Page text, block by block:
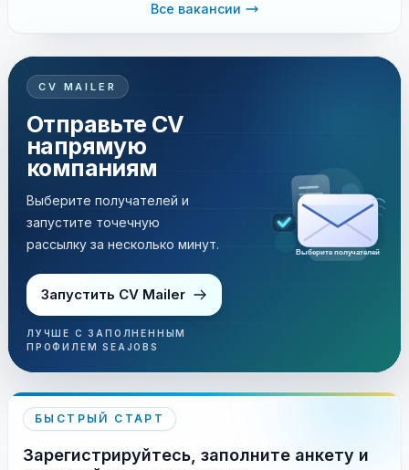
Все вакансии
CV MAILER
Отправьте CV
напрямую
компаниям
Выберите получателей и
запустите точечную
рассылку за несколько минут.
Запустить CV Mailer
ЛУЧШЕ С ЗАПОЛНЕННЫМ
ПРОФИЛЕМ SEAJOBS
Выберите получателей
БЫСТРЫЙ СТАРТ
Зарегистрируйтесь, заполните анкету и